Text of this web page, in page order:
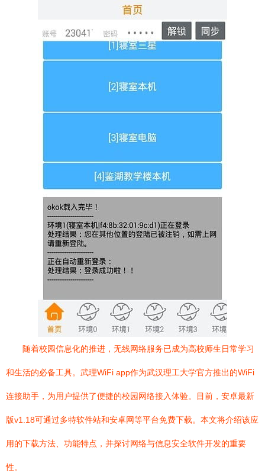
随着校园信息化的推进，无线网络服务已成为高校师生日常学习
和生活的必备工具。武理WiFi app作为武汉理工大学官方推出的WiFi
连接助手，为用户提供了便捷的校园网络接入体验。目前，安卓最新
版v1.18可通过多特软件站和安卓网等平台免费下载。本文将介绍该应
用的下载方法、功能特点，并探讨网络与信息安全软件开发的重要
性。